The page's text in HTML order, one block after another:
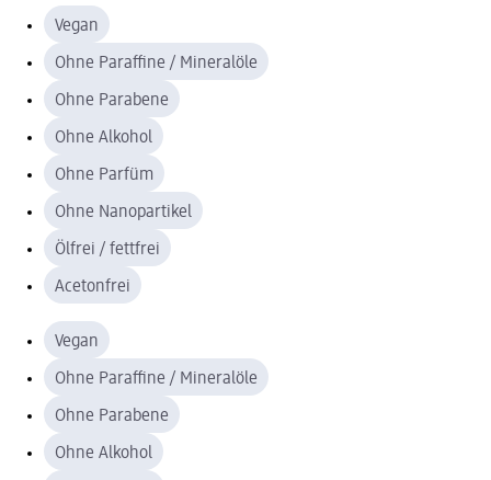
Vegan
Ohne Paraffine / Mineralöle
Ohne Parabene
Ohne Alkohol
Ohne Parfüm
Ohne Nanopartikel
Ölfrei / fettfrei
Acetonfrei
Vegan
Ohne Paraffine / Mineralöle
Ohne Parabene
Ohne Alkohol